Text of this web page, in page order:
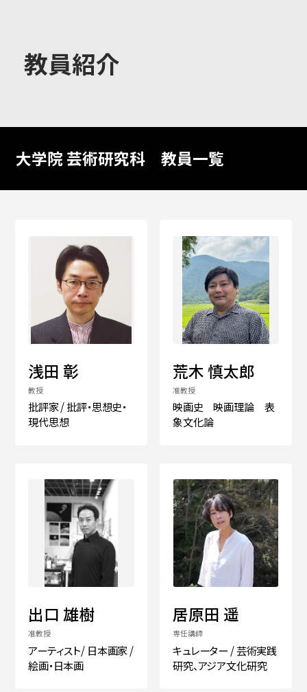
高校生・受験生の方 在学生の方
卒業生の方 企業の方
教育・社会連携
学生生活・就職
入試情報
日本 English 한국어
简体字 繁体字
教員紹介
大学院 芸術研究科 教員一覧
浅田 彰
教授
批評家 / 批評・思想史・
現代思想
荒木 慎太郎
准教授
映画史 映画理論 表
象文化論
出口 雄樹
准教授
アーティスト/ 日本画家 /
絵画・日本画
居原田 遥
専任講師
キュレーター / 芸術実践
研究、アジア文化研究